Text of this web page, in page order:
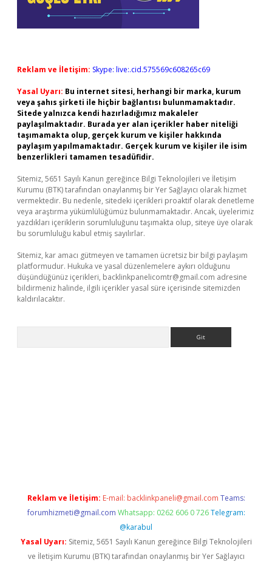
Reklam ve İletişim: Skype: live:.cid.575569c608265c69
Yasal Uyarı: Bu internet sitesi, herhangi bir marka, kurum
veya şahıs şirketi ile hiçbir bağlantısı bulunmamaktadır.
Sitede yalnızca kendi hazırladığımız makaleler
paylaşılmaktadır. Burada yer alan içerikler haber niteliği
taşımamakta olup, gerçek kurum ve kişiler hakkında
paylaşım yapılmamaktadır. Gerçek kurum ve kişiler ile isim
benzerlikleri tamamen tesadüfidir.
Sitemiz, 5651 Sayılı Kanun gereğince Bilgi Teknolojileri ve İletişim
Kurumu (BTK) tarafından onaylanmış bir Yer Sağlayıcı olarak hizmet
vermektedir. Bu nedenle, sitedeki içerikleri proaktif olarak denetleme
veya araştırma yükümlülüğümüz bulunmamaktadır. Ancak, üyelerimiz
yazdıkları içeriklerin sorumluluğunu taşımakta olup, siteye üye olarak
bu sorumluluğu kabul etmiş sayılırlar.
Sitemiz, kar amacı gütmeyen ve tamamen ücretsiz bir bilgi paylaşım
platformudur. Hukuka ve yasal düzenlemelere aykırı olduğunu
düşündüğünüz içerikleri, backlinkpanelicomtr@gmail.com adresine
bildirmeniz halinde, ilgili içerikler yasal süre içerisinde sitemizden
kaldırılacaktır.
Reklam ve İletişim: E-mail: backlinkpaneli@gmail.com Teams:
forumhizmeti@gmail.com Whatsapp: 0262 606 0 726 Telegram:
@karabul
Yasal Uyarı: Sitemiz, 5651 Sayılı Kanun gereğince Bilgi Teknolojileri
ve İletişim Kurumu (BTK) tarafından onaylanmış bir Yer Sağlayıcı